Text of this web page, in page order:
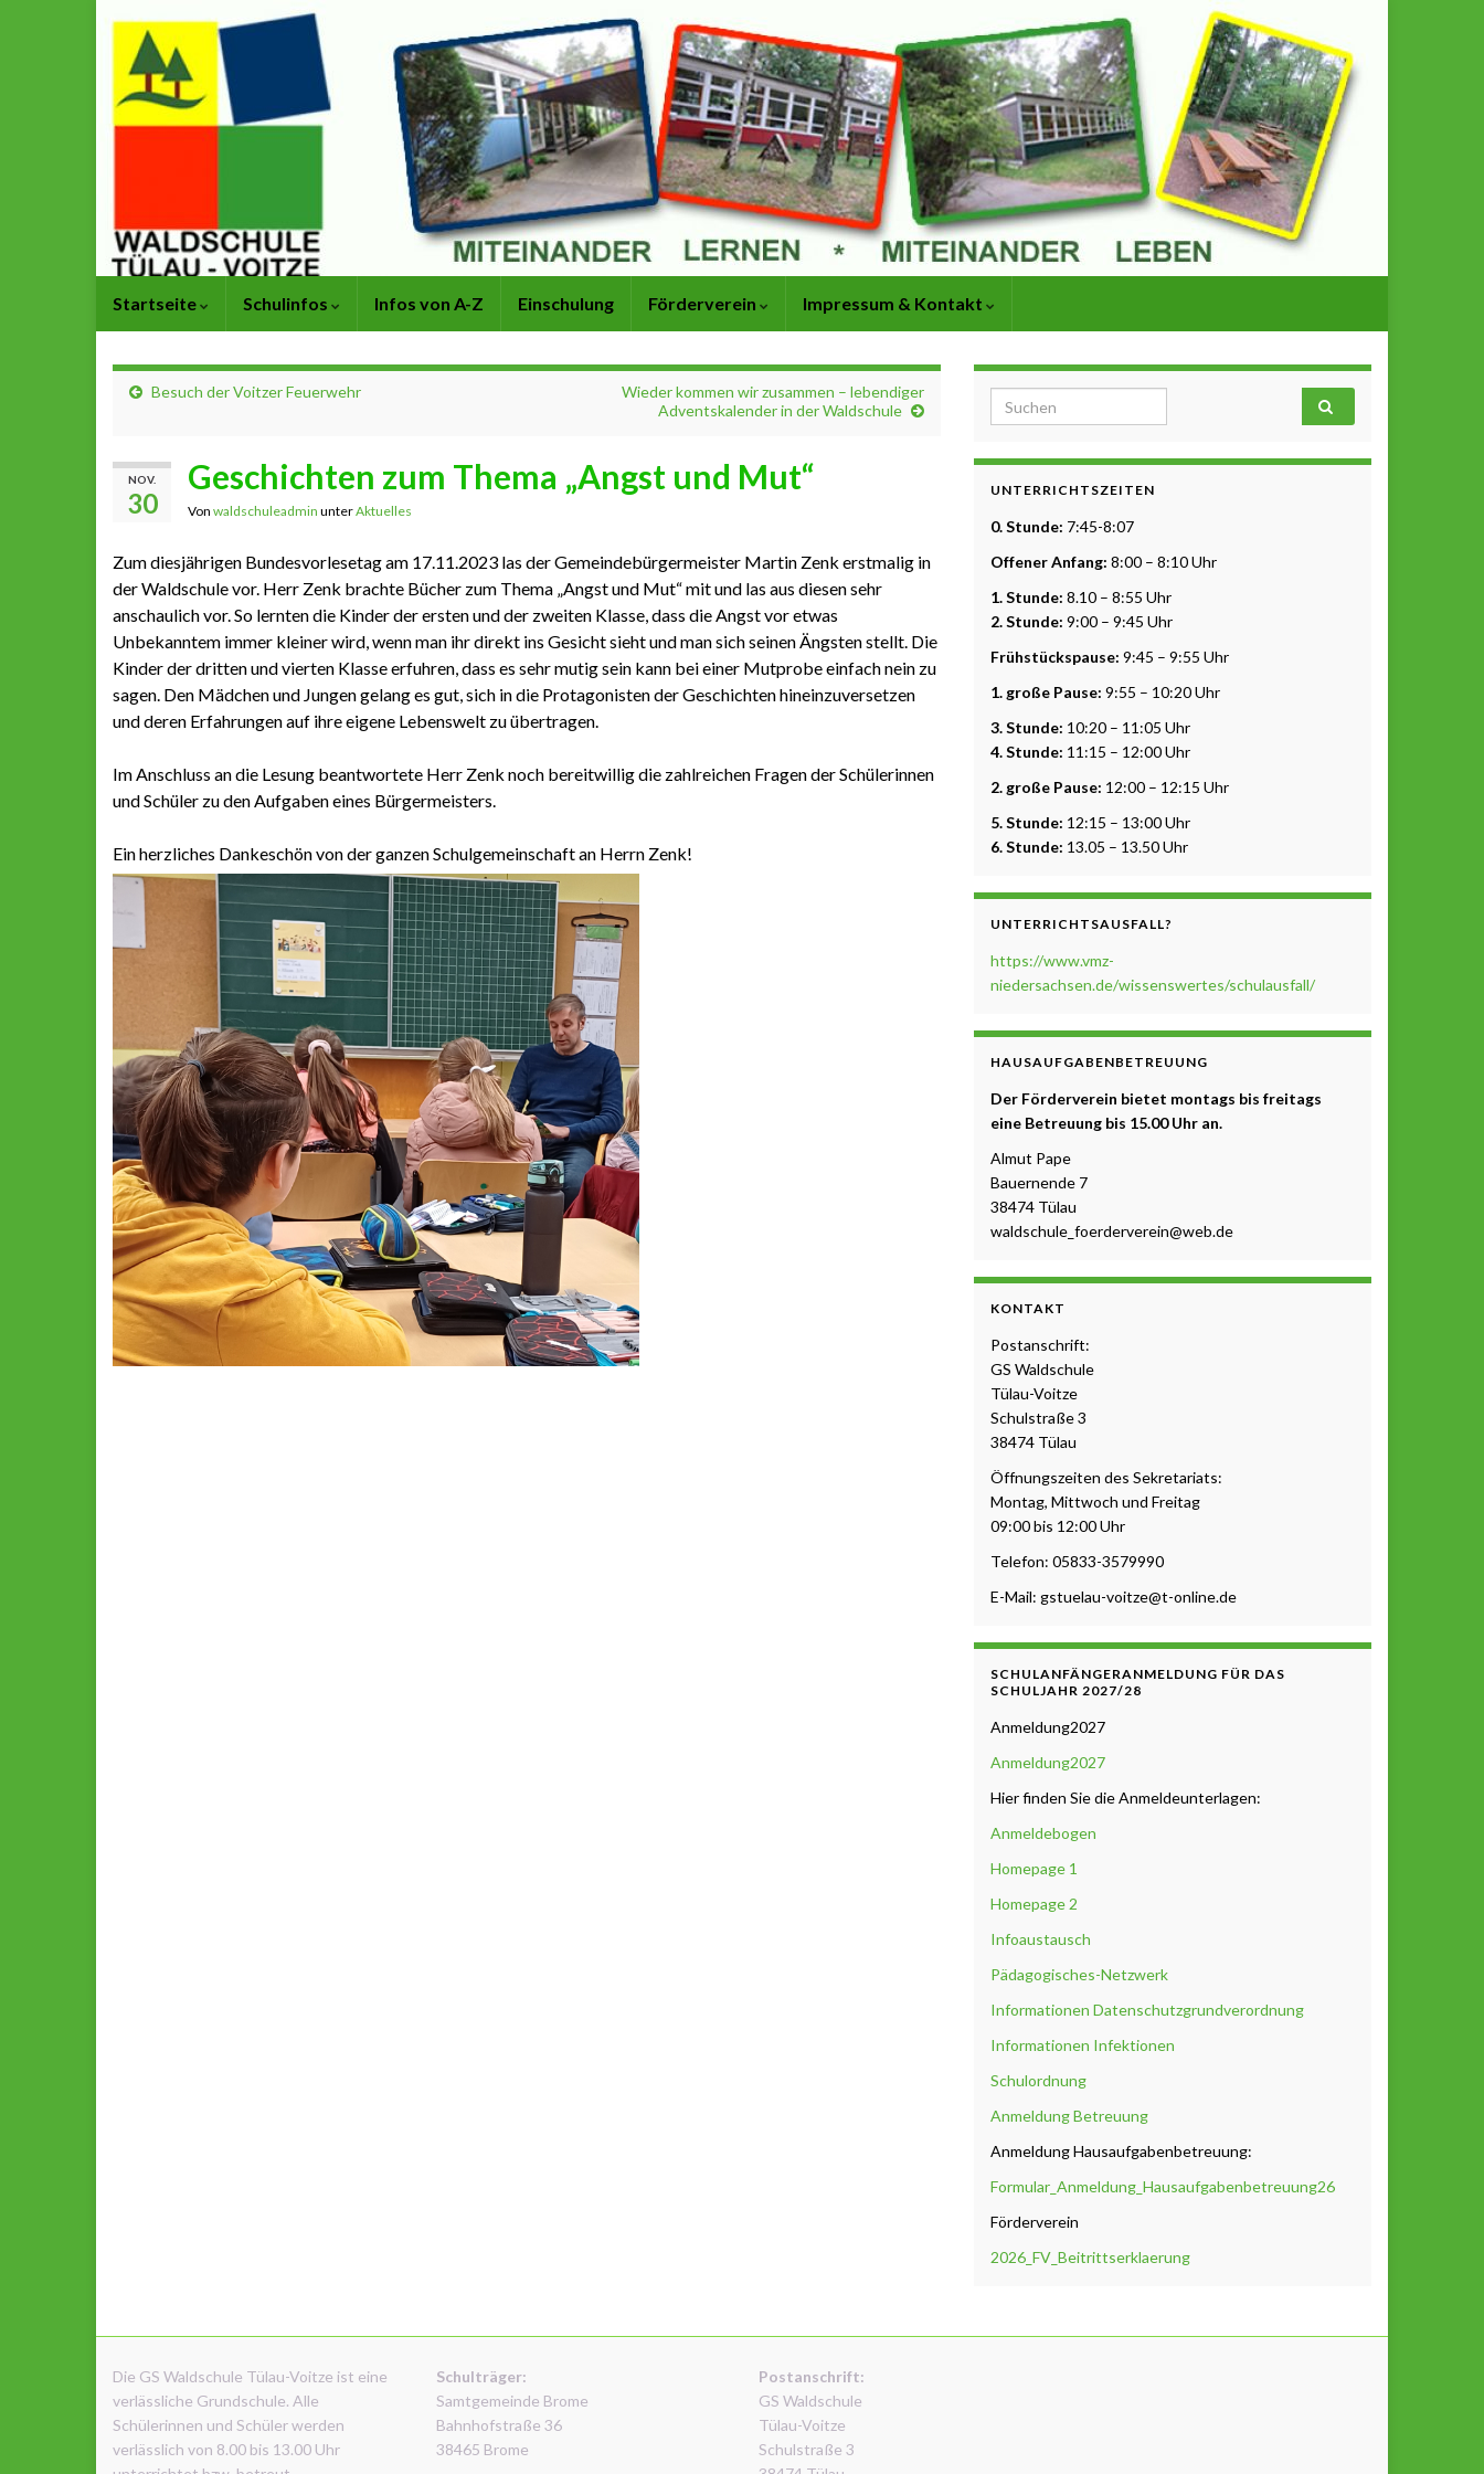
Startseite Schulinfos Infos von A-Z Einschulung Förderverein Impressum & Kontakt
Besuch der Voitzer Feuerwehr
Wieder kommen wir zusammen – lebendiger
Adventskalender in der Waldschule
NOV.
30
Geschichten zum Thema „Angst und Mut“
Von waldschuleadmin unterAktuelles
Zum diesjährigen Bundesvorlesetag am 17.11.2023 las der Gemeindebürgermeister Martin Zenk erstmalig in
der Waldschule vor. Herr Zenk brachte Bücher zum Thema „Angst und Mut“ mit und las aus diesen sehr
anschaulich vor. So lernten die Kinder der ersten und der zweiten Klasse, dass die Angst vor etwas
Unbekanntem immer kleiner wird, wenn man ihr direkt ins Gesicht sieht und man sich seinen Ängsten stellt. Die
Kinder der dritten und vierten Klasse erfuhren, dass es sehr mutig sein kann bei einer Mutprobe einfach nein zu
sagen. Den Mädchen und Jungen gelang es gut, sich in die Protagonisten der Geschichten hineinzuversetzen
und deren Erfahrungen auf ihre eigene Lebenswelt zu übertragen.
Im Anschluss an die Lesung beantwortete Herr Zenk noch bereitwillig die zahlreichen Fragen der Schülerinnen
und Schüler zu den Aufgaben eines Bürgermeisters.
Ein herzliches Dankeschön von der ganzen Schulgemeinschaft an Herrn Zenk!
Search for:
UNTERRICHTSZEITEN
0. Stunde: 7:45-8:07
Offener Anfang: 8:00 – 8:10 Uhr
1. Stunde: 8.10 – 8:55 Uhr
2. Stunde: 9:00 – 9:45 Uhr
Frühstückspause: 9:45 – 9:55 Uhr
1. große Pause: 9:55 – 10:20 Uhr
3. Stunde: 10:20 – 11:05 Uhr
4. Stunde: 11:15 – 12:00 Uhr
2. große Pause: 12:00 – 12:15 Uhr
5. Stunde: 12:15 – 13:00 Uhr
6. Stunde: 13.05 – 13.50 Uhr
UNTERRICHTSAUSFALL?
https://www.vmz-
niedersachsen.de/wissenswertes/schulausfall/
HAUSAUFGABENBETREUUNG
Der Förderverein bietet montags bis freitags
eine Betreuung bis 15.00 Uhr an.
Almut Pape
Bauernende 7
38474 Tülau
waldschule_foerderverein@web.de
KONTAKT
Postanschrift:
GS Waldschule
Tülau-Voitze
Schulstraße 3
38474 Tülau
Öffnungszeiten des Sekretariats:
Montag, Mittwoch und Freitag
09:00 bis 12:00 Uhr
Telefon: 05833-3579990
E-Mail: gstuelau-voitze@t-online.de
SCHULANFÄNGERANMELDUNG FÜR DAS
SCHULJAHR 2027/28
Anmeldung2027
Anmeldung2027
Hier finden Sie die Anmeldeunterlagen:
Anmeldebogen
Homepage 1
Homepage 2
Infoaustausch
Pädagogisches-Netzwerk
Informationen Datenschutzgrundverordnung
Informationen Infektionen
Schulordnung
Anmeldung Betreuung
Anmeldung Hausaufgabenbetreuung:
Formular_Anmeldung_Hausaufgabenbetreuung26
Förderverein
2026_FV_Beitrittserklaerung
Die GS Waldschule Tülau-Voitze ist eine
verlässliche Grundschule. Alle
Schülerinnen und Schüler werden
verlässlich von 8.00 bis 13.00 Uhr
Schulträger:
Samtgemeinde Brome
Bahnhofstraße 36
38465 Brome
Postanschrift:
GS Waldschule
Tülau-Voitze
Schulstraße 3